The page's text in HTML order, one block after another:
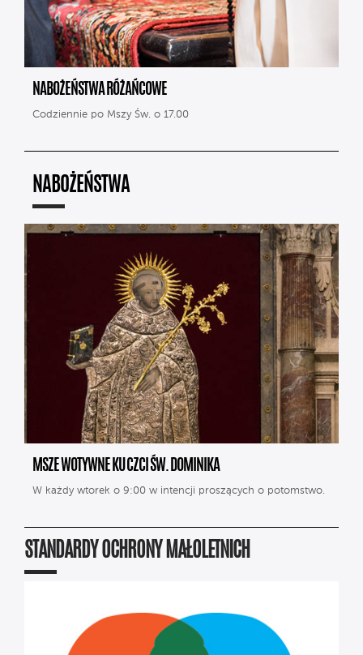
NABOŻEŃSTWA RÓŻAŃCOWE
Codziennie po Mszy Św. o 17.00
NABOŻEŃSTWA
MSZE WOTYWNE KU CZCI ŚW. DOMINIKA
W każdy wtorek o 9:00 w intencji proszących o potomstwo.
STANDARDY OCHRONY MAŁOLETNICH